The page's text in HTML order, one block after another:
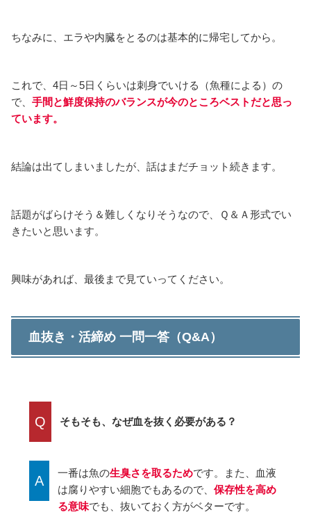
ちなみに、エラや内臓をとるのは基本的に帰宅してから。
これで、4日～5日くらいは刺身でいける（魚種による）の
で、 手間と鮮度保持のバランスが今のところベストだと思っ
ています。
結論は出てしまいましたが、話はまだチョット続きます。
話題がばらけそう＆難しくなりそうなので、Ｑ＆Ａ形式でい
きたいと思います。
興味があれば、最後まで見ていってください。
血抜き・活締め 一問一答（Q&A）
Q そもそも、なぜ血を抜く必要がある？
A
一番は魚の生臭さを取るためです。また、血液
は腐りやすい細胞でもあるので、 保存性を高め
る意味でも、抜いておく方がベターです。